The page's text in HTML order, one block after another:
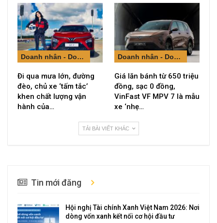
Doanh nhân - Doanh nghiệp
Đi qua mưa lớn, đường
đèo, chủ xe ‘tấm tắc’
khen chất lượng vận
hành của…
Doanh nhân - Doanh nghiệp
Giá lăn bánh từ 650 triệu
đồng, sạc 0 đồng,
VinFast VF MPV 7 là mẫu
xe ‘nhẹ…
TẢI BÀI VIẾT KHÁC
Tin mới đăng
Hội nghị Tài chính Xanh Việt Nam 2026: Nơi
dòng vốn xanh kết nối cơ hội đầu tư